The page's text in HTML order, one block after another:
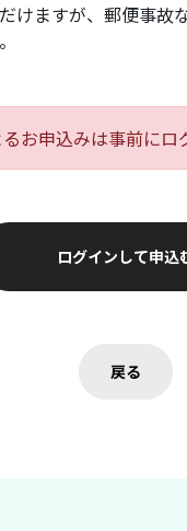
けますが、郵便事
お申込みは事前にロ
ログインして申込
戻る